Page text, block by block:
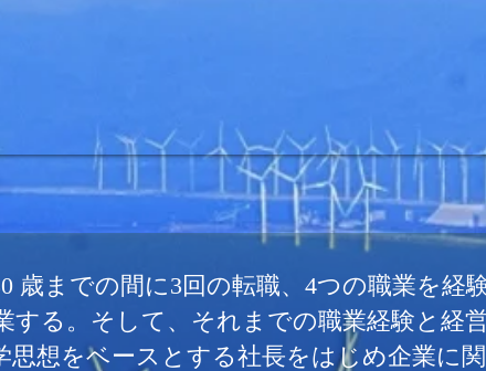
歳までの間に3回の転職、4つの職業を経
する。そして、それまでの職業経験と経
思想をベースとする社長をはじめ企業に